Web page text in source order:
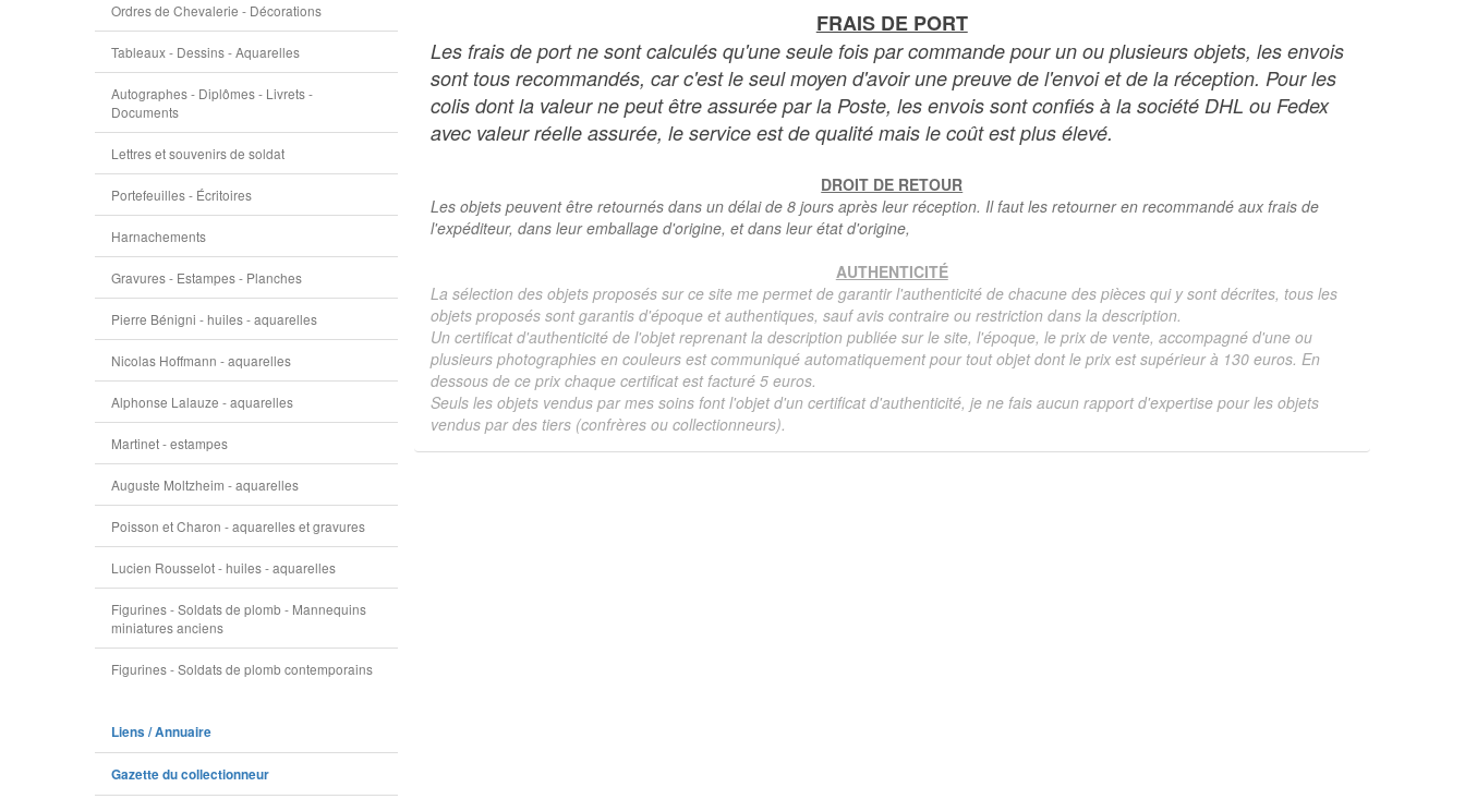
Ordres de Chevalerie - Décorations
Tableaux - Dessins - Aquarelles
Autographes - Diplômes - Livrets -
Documents
Lettres et souvenirs de soldat
Portefeuilles - Écritoires
Harnachements
Gravures - Estampes - Planches
Pierre Bénigni - huiles - aquarelles
Nicolas Hoffmann - aquarelles
Alphonse Lalauze - aquarelles
Martinet - estampes
Auguste Moltzheim - aquarelles
Poisson et Charon - aquarelles et gravures
Lucien Rousselot - huiles - aquarelles
Figurines - Soldats de plomb - Mannequins
miniatures anciens
Figurines - Soldats de plomb contemporains
Liens / Annuaire
Gazette du collectionneur
FRAIS DE PORT
Les frais de port ne sont calculés qu'une seule fois par commande pour un ou plusieurs objets, les envois
sont tous recommandés, car c'est le seul moyen d'avoir une preuve de l'envoi et de la réception. Pour les
colis dont la valeur ne peut être assurée par la Poste, les envois sont confiés à la société DHL ou Fedex
avec valeur réelle assurée, le service est de qualité mais le coût est plus élevé.
DROIT DE RETOUR
Les objets peuvent être retournés dans un délai de 8 jours après leur réception. Il faut les retourner en recommandé aux frais de
l'expéditeur, dans leur emballage d'origine, et dans leur état d'origine,
AUTHENTICITÉ
La sélection des objets proposés sur ce site me permet de garantir l'authenticité de chacune des pièces qui y sont décrites, tous les
objets proposés sont garantis d'époque et authentiques, sauf avis contraire ou restriction dans la description.
Un certificat d'authenticité de l'objet reprenant la description publiée sur le site, l'époque, le prix de vente, accompagné d'une ou
plusieurs photographies en couleurs est communiqué automatiquement pour tout objet dont le prix est supérieur à 130 euros. En
dessous de ce prix chaque certificat est facturé 5 euros.
Seuls les objets vendus par mes soins font l'objet d'un certificat d'authenticité, je ne fais aucun rapport d'expertise pour les objets
vendus par des tiers (confrères ou collectionneurs).